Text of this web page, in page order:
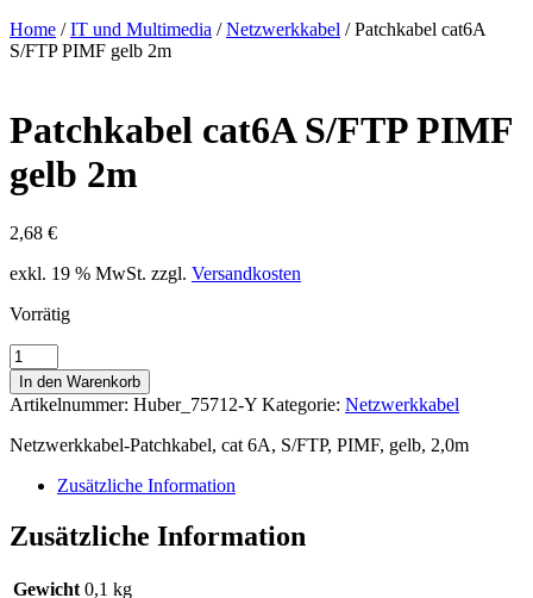
Home /IT und Multimedia /Netzwerkkabel / Patchkabel cat6A
S/FTP PIMF gelb 2m
Patchkabel cat6A S/FTP PIMF
gelb 2m
2,68 €
exkl. 19 % MwSt. zzgl. Versandkosten
Vorrätig
Patchkabel
cat6A
S/FTP
PIMF
gelb
Menge
In den Warenkorb
Artikelnummer: Huber_75712-Y Kategorie: Netzwerkkabel
Netzwerkkabel-Patchkabel, cat 6A, S/FTP, PIMF, gelb, 2,0m
Zusätzliche Information
Zusätzliche Information
Gewicht 0,1 kg